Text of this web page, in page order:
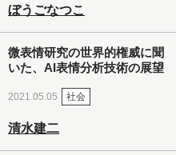
ぼうごなつこ
微表情研究の世界的権威に聞
いた、AI表情分析技術の展望
2021.05.05 社会
清水建二